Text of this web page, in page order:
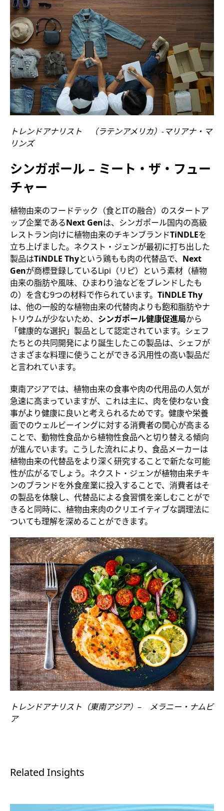
トレンドアナリスト （ラテンアメリカ）-マリアナ・マ
リンズ
シンガポール – ミート・ザ・フュー
チャー
植物由来のフードテック（食とITの融合）のスタートア
ップ企業であるNext Genは、シンガポール国内の高級
レストラン向けに植物由来のチキンブランドTiNDLEを
立ち上げました。ネクスト・ジェンが最初に打ち出した
製品はTiNDLE Thyという鶏もも肉の代替品で、 Next
Genが商標登録しているLipi（リピ）という素材（植物
由来の脂肪や風味、ひまわり油などをブレンドしたも
の）を含む9つの材料で作られています。 TiNDLE Thy
は、他の一般的な植物由来の代替肉よりも飽和脂肪やナ
トリウムが少ないため、 シンガポール健康促進局から
「健康的な選択」製品として認定されています。シェフ
たちとの共同開発により誕生したこの製品は、シェフが
さまざまな料理に使うことができる汎用性の高い製品だ
と言われています。
東南アジアでは、植物由来の食事や肉の代用品の人気が
急速に高まっていますが、これは主に、肉を使わない食
事がより健康に良いと考えられるためです。健康や栄養
面でのウェルビーイングに対する消費者の関心が高まる
ことで、動物性食品から植物性食品へと切り替える傾向
が進んでいます。こうした流れにより、食品メーカーは
植物由来の代替品をより深く研究することで新たな可能
性が広がるでしょう。ネクスト・ジェンが植物由来チキ
ンのブランドを外食産業に投入することで、消費者はそ
の製品を体験し、代替品による食習慣を楽しむことがで
きると同時に、植物由来肉のクリエイティブな調理法に
ついても理解を深めることができます。
トレンドアナリスト（東南アジア） – メラニー・ナムビ
ア
Related Insights